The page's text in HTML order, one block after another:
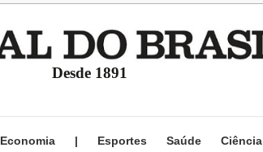
Desde 1891
Economia | Esportes Saúde Ciência